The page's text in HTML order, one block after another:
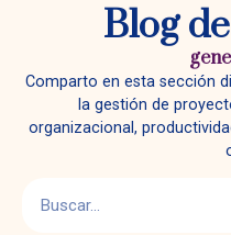
Blog
Comparto en esta sección
la gestión de
organizacional,